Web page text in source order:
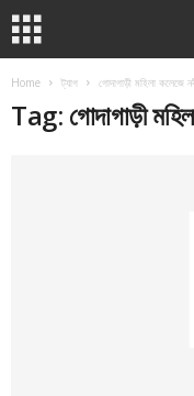
Home ট্যাগ গোদাগাড়ী মহিলা কলেজে
Tag: গোদাগাড়ী